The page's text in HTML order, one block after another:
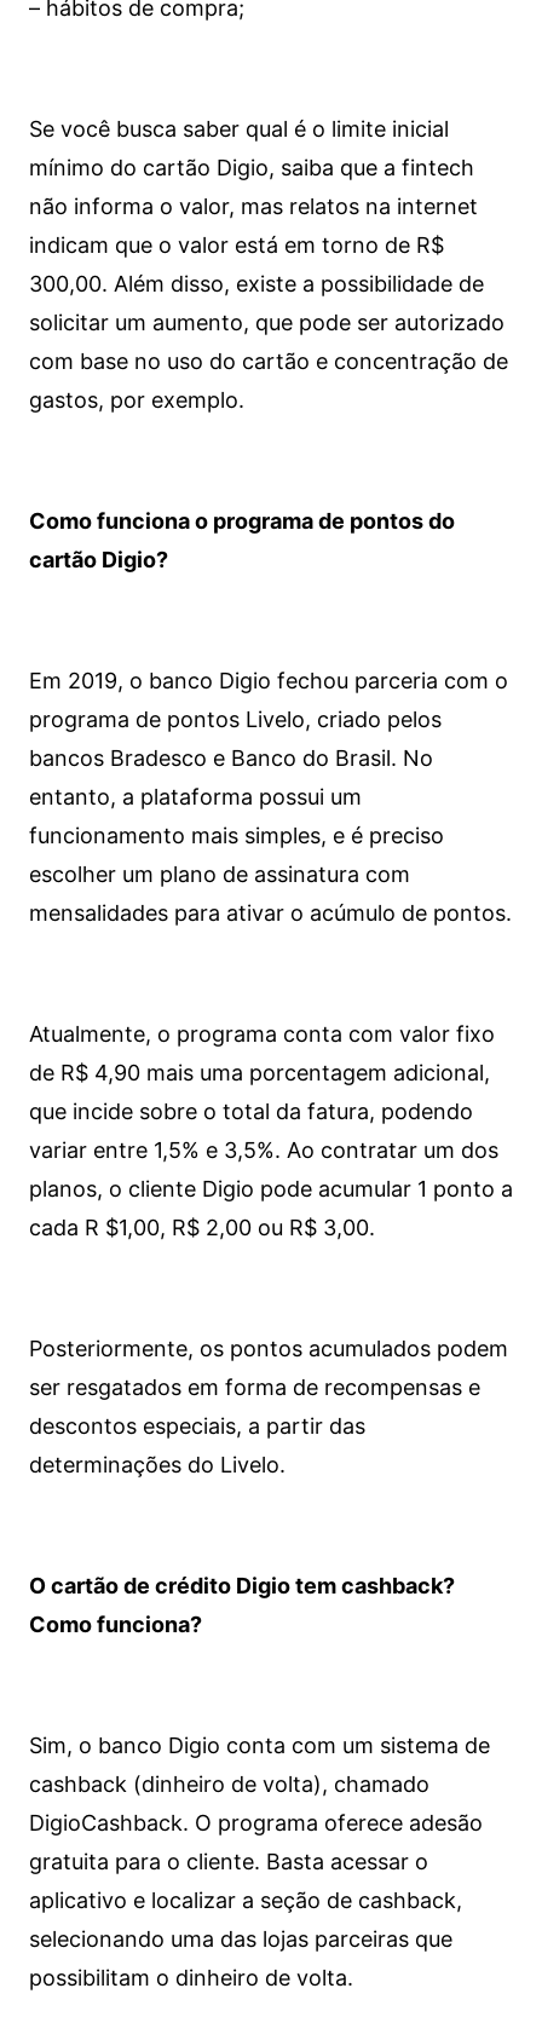
– hábitos de compra;
Se você busca saber qual é o limite inicial
mínimo do cartão Digio, saiba que a fintech
não informa o valor, mas relatos na internet
indicam que o valor está em torno de R$
300,00. Além disso, existe a possibilidade de
solicitar um aumento, que pode ser autorizado
com base no uso do cartão e concentração de
gastos, por exemplo.
Como funciona o programa de pontos do
cartão Digio?
Em 2019, o banco Digio fechou parceria com o
programa de pontos Livelo, criado pelos
bancos Bradesco e Banco do Brasil. No
entanto, a plataforma possui um
funcionamento mais simples, e é preciso
escolher um plano de assinatura com
mensalidades para ativar o acúmulo de pontos.
Atualmente, o programa conta com valor fixo
de R$ 4,90 mais uma porcentagem adicional,
que incide sobre o total da fatura, podendo
variar entre 1,5% e 3,5%. Ao contratar um dos
planos, o cliente Digio pode acumular 1 ponto a
cada R $1,00, R$ 2,00 ou R$ 3,00.
Posteriormente, os pontos acumulados podem
ser resgatados em forma de recompensas e
descontos especiais, a partir das
determinações do Livelo.
O cartão de crédito Digio tem cashback?
Como funciona?
Sim, o banco Digio conta com um sistema de
cashback (dinheiro de volta), chamado
DigioCashback. O programa oferece adesão
gratuita para o cliente. Basta acessar o
aplicativo e localizar a seção de cashback,
selecionando uma das lojas parceiras que
possibilitam o dinheiro de volta.